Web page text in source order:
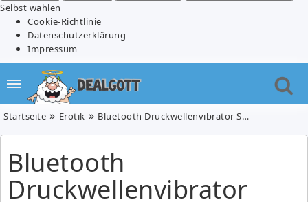
Selbst wählen
Cookie-Richtlinie
Datenschutzerklärung
Impressum
Startseite Erotik Bluetooth Druckwellenvibrator Satisfyer ‚Love Triangle‘, 9 cm, mit App gratis + 6 weitere Gratisartikel (Mindestbestellwert 29,95€)
Bluetooth
Druckwellenvibrator